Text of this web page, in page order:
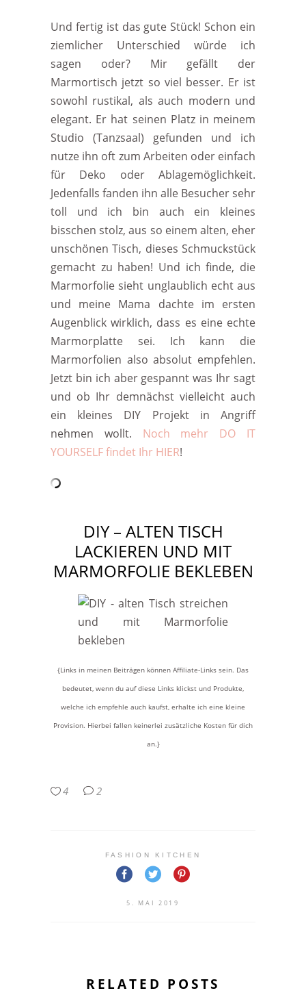
Und fertig ist das gute Stück! Schon ein
ziemlicher Unterschied würde ich
sagen oder? Mir gefällt der
Marmortisch jetzt so viel besser. Er ist
sowohl rustikal, als auch modern und
elegant. Er hat seinen Platz in meinem
Studio (Tanzsaal) gefunden und ich
nutze ihn oft zum Arbeiten oder einfach
für Deko oder Ablagemöglichkeit.
Jedenfalls fanden ihn alle Besucher sehr
toll und ich bin auch ein kleines
bisschen stolz, aus so einem alten, eher
unschönen Tisch, dieses Schmuckstück
gemacht zu haben! Und ich finde, die
Marmorfolie sieht unglaublich echt aus
und meine Mama dachte im ersten
Augenblick wirklich, dass es eine echte
Marmorplatte sei. Ich kann die
Marmorfolien also absolut empfehlen.
Jetzt bin ich aber gespannt was Ihr sagt
und ob Ihr demnächst vielleicht auch
ein kleines DIY Projekt in Angriff
nehmen wollt. Noch mehr DO IT
YOURSELF findet Ihr HIER!
DIY – ALTEN TISCH
LACKIEREN UND MIT
MARMORFOLIE BEKLEBEN
{Links in meinen Beiträgen können Affiliate-Links sein. Das
bedeutet, wenn du auf diese Links klickst und Produkte,
welche ich empfehle auch kaufst, erhalte ich eine kleine
Provision. Hierbei fallen keinerlei zusätzliche Kosten für dich
an.}
4 2
FASHION KITCHEN
5. MAI 2019
RELATED POSTS